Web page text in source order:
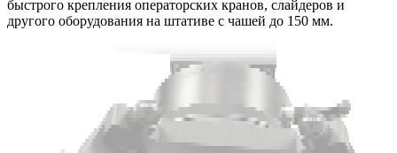
быстрого крепления операторских кранов, слайдеров и
другого оборудования на штативе с чашей до 150 мм.